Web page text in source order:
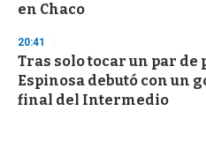
en Chaco
20:41
Tras solo tocar un par de
Espinosa debutó con un
final del Intermedio